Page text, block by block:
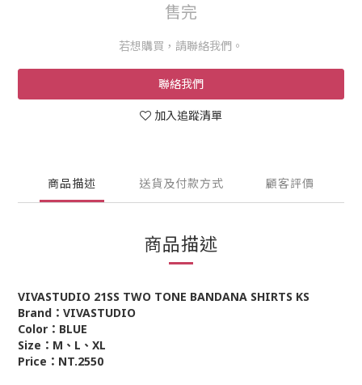
售完
若想購買，請聯絡我們。
聯絡我們
加入追蹤清單
商品描述 送貨及付款方式 顧客評價
商品描述
VIVASTUDIO 21SS TWO TONE BANDANA SHIRTS KS
Brand：VIVASTUDIO
Color：BLUE
Size：M、L、XL
Price：NT.2550